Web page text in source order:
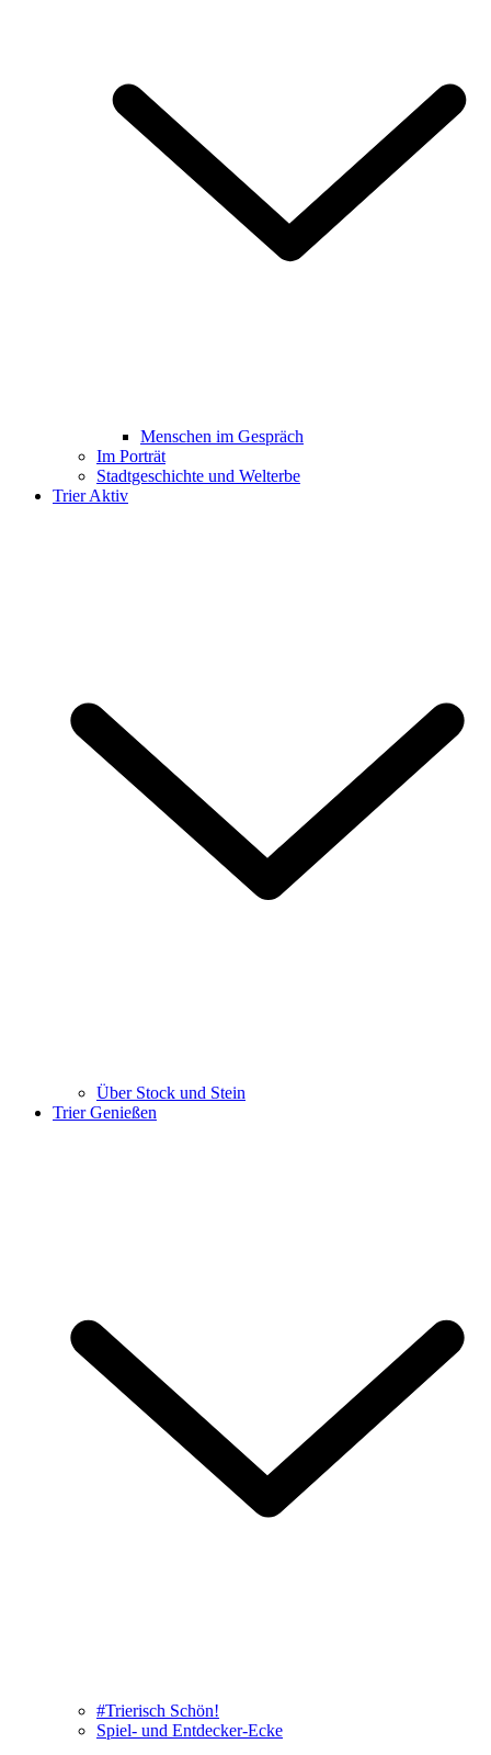
Menschen im Gespräch
Im Porträt
Stadtgeschichte und Welterbe
Trier Aktiv
Über Stock und Stein
Trier Genießen
#Trierisch Schön!
Spiel- und Entdecker-Ecke